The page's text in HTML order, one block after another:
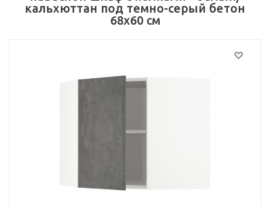
кальхюттан под темно-серый бетон
68x60 см